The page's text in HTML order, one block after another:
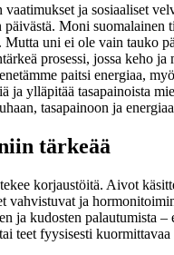
ja sosiaaliset
päivästä. Moni suomalainen
Mutta uni ei ole vain tauko
prosessi, jossa keho ja
paitsi energiaa,
ja ylläpitää tasapainoista
tasapainoon ja
tärkeää
korjaustöitä. Aivot
vahvistuvat ja
ja kudosten palautumista –
teet fyysisesti kuormittavaa